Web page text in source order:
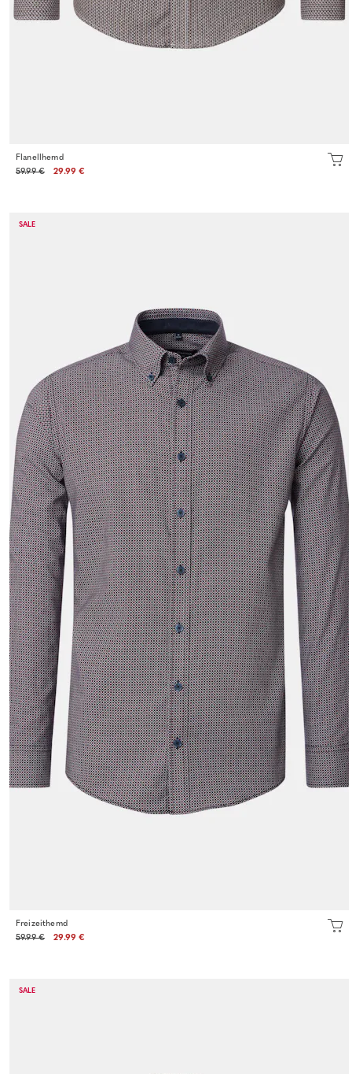
Flanellhemd
59.99 €
29.99 €
SALE
Freizeithemd
59.99 €
29.99 €
SALE